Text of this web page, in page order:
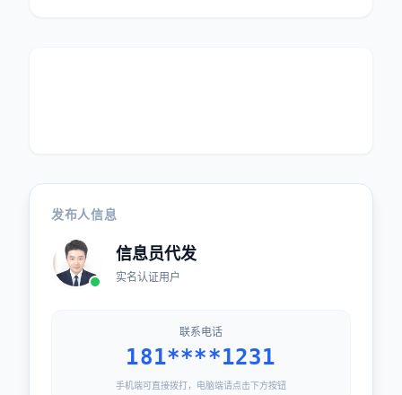
发布人信息
信息员代发
实名认证用户
联系电话
181****1231
手机端可直接拨打，电脑端请点击下方按钮